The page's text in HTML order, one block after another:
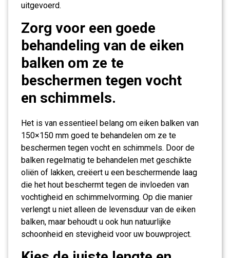
uitgevoerd.
Zorg voor een goede
behandeling van de eiken
balken om ze te
beschermen tegen vocht
en schimmels.
Het is van essentieel belang om eiken balken van
150×150 mm goed te behandelen om ze te
beschermen tegen vocht en schimmels. Door de
balken regelmatig te behandelen met geschikte
oliën of lakken, creëert u een beschermende laag
die het hout beschermt tegen de invloeden van
vochtigheid en schimmelvorming. Op die manier
verlengt u niet alleen de levensduur van de eiken
balken, maar behoudt u ook hun natuurlijke
schoonheid en stevigheid voor uw bouwproject.